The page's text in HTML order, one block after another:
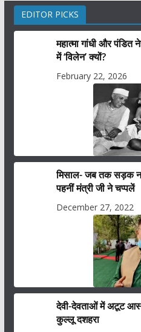
EDITOR PICKS
महात्मा गांधी और
में ‘विलेन’ क्यों?
February 22, 2026
मिसाल- जब तक सड़क
पहनीं मंत्री जी ने चप्पलें
December 27, 2022
देवी-देवताओं में अटूट
कुल्लू दशहरा